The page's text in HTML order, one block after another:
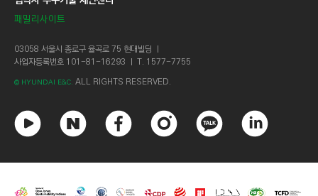
패밀리사이트
03058 서울시 종로구 율곡로 75 현대빌딩 ㅣ
사업자등록번호 101-81-16293 ㅣ T. 1577-7755
© HYUNDAI E&C. ALL RIGHTS RESERVED.
튜
브
이
이
스
스
타
카
오
크
드